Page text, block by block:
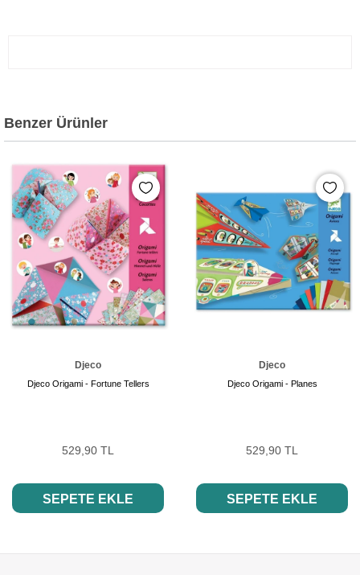
Benzer Ürünler
Djeco
Djeco Origami - Fortune Tellers
529,90 TL
SEPETE EKLE
Djeco
Djeco Origami - Planes
529,90 TL
SEPETE EKLE